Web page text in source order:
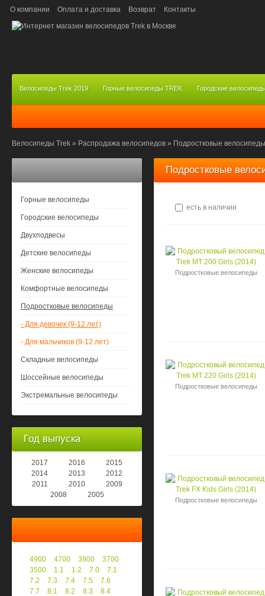
О компании Оплата и доставка Возврат Контакты
Велосипеды Trek 2019 Горные велосипеды TREK Городские
Велосипеды Trek » Распродажа велосипедов » Подростковые велосипеды
Горные велосипеды
Городские велосипеды
Двухподвесы
Детские велосипеды
Женские велосипеды
Комфортные велосипеды
Подростковые велосипеды
- Для девочек (9-12 лет)
- Для мальчиков (9-12 лет)
Складные велосипеды
Шоссейные велосипеды
Экстремальные велосипеды
Год выпуска
2017 2016
2015
2014
2013
2012
2011
2010
2009
2008
2005
4900 4700 3900
3700
3500
1.1 1.2 7.0
7.1
7.2
7.3 7.4 7.5
7.6
7.7
8.1 8.2 8.3
8.4
Подростковые
есть в наличии
Подростковые велосипеды
Подростковые велосипеды
Подростковые велосипеды